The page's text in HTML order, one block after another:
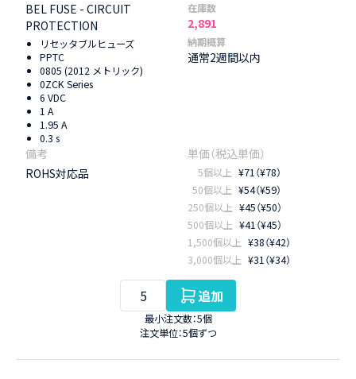
BEL FUSE - CIRCUIT
PROTECTION
リセッタブルヒューズ
PPTC
0805 (2012 メトリック)
0ZCK Series
6 VDC
1 A
1.95 A
0.3 s
在庫数
2,891
納期概算
通常2週間以内
ROHS対応品 5個以上 ¥71（¥78）
50個以上 ¥54（¥59）
250個以上 ¥45（¥50）
500個以上 ¥41（¥45）
1,500個以上 ¥38（¥42）
3,000個以上 ¥31（¥34）
追加
最小注文数：5個
注文単位：5個ずつ